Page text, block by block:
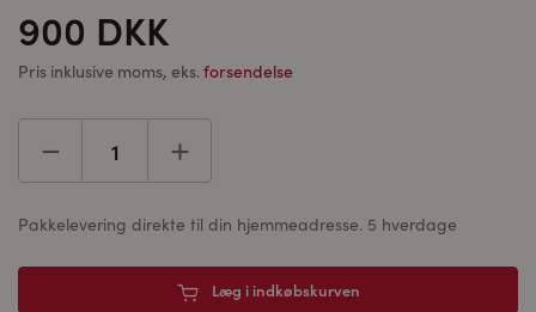
900 DKK
Pris inklusive moms, eks.forsendelse
Pakkelevering direkte til din hjemmeadresse. 5 hverdage
Læg i indkøbskurven